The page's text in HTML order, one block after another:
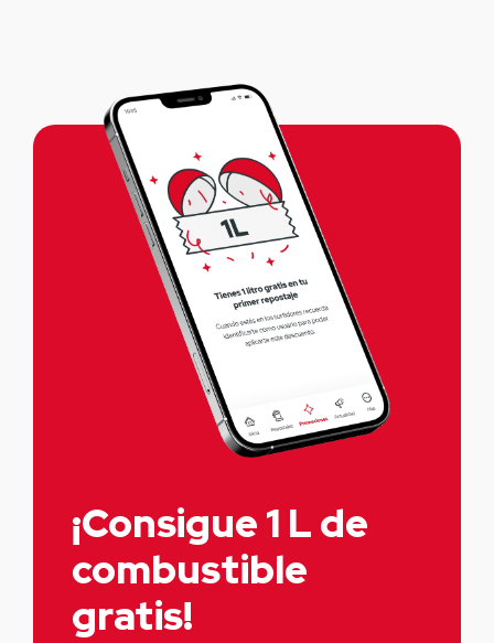
¡Consigue 1 L de
combustible
gratis!